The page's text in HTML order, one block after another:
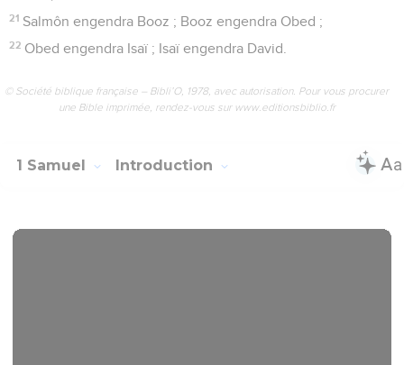
21 Salmôn engendra Booz ; Booz engendra Obed ;
22 Obed engendra Isaï ; Isaï engendra David.
© Société biblique française – Bibli’O, 1978, avec autorisation. Pour vous procurer
une Bible imprimée, rendez-vous sur www.editionsbiblio.fr
1 Samuel Introduction